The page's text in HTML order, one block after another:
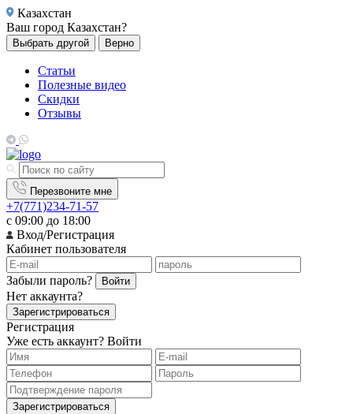
Казахстан
Ваш город Казахстан?
Выбрать другой Верно
Статьи
Полезные видео
Скидки
Отзывы
Перезвоните мне
+7(771)234-71-57
с 09:00 до 18:00
Вход/Регистрация
Кабинет пользователя
Забыли пароль? Войти
Нет аккаунта?
Зарегистрироваться
Регистрация
Уже есть аккаунт? Войти
Зарегистрироваться